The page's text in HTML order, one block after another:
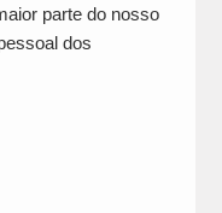
parte do nosso
dos